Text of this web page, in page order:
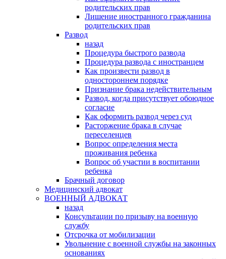
родительских прав
Лишение иностранного гражданина
родительских прав
Развод
назад
Процедура быстрого развода
Процедура развода с иностранцем
Как произвести развод в
одностороннем порядке
Признание брака недействительным
Развод, когда присутствует обоюдное
согласие
Как оформить развод через суд
Расторжение брака в случае
переселенцев
Вопрос определения места
проживания ребенка
Вопрос об участии в воспитании
ребенка
Брачный договор
Медицинский адвокат
ВОЕННЫЙ АДВОКАТ
назад
Консультации по призыву на военную
службу
Отсрочка от мобилизации
Увольнение с военной службы на законных
основаниях